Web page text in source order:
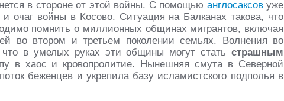
в стороне от этой войны. С помощью англосаксовуже
очаг войны в Косово. Ситуация на Балканах такова, что
помнить о миллионных общинах мигрантов, включая
во втором и третьем поколении семьях. Волнения во
в умелых руках эти общины могут стать страшным
в хаос и кровопролитие. Нынешняя смута в Северной
беженцев и укрепила базу исламистского подполья в